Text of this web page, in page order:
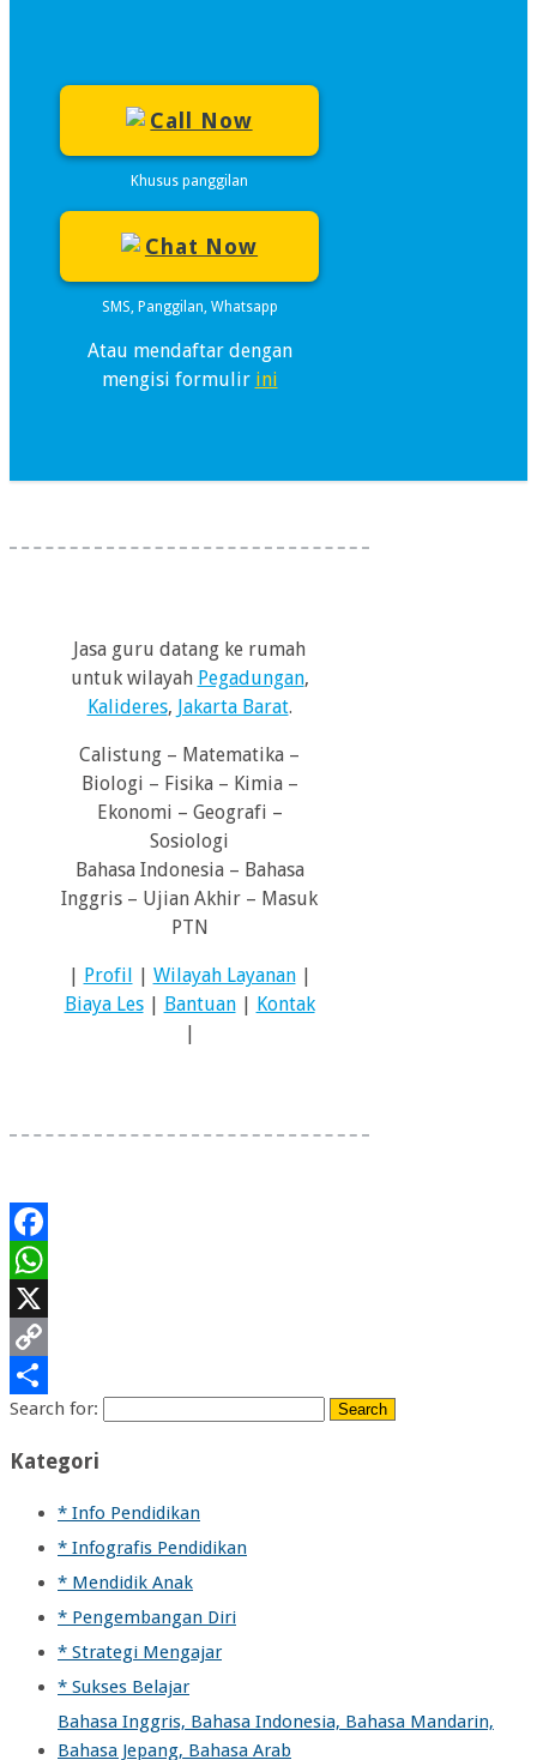
Call Now
Khusus panggilan
Chat Now
SMS, Panggilan, Whatsapp
Atau mendaftar dengan
mengisi formulir ini
Jasa guru datang ke rumah
untuk wilayah Pegadungan,
Kalideres, Jakarta Barat.
Calistung – Matematika –
Biologi – Fisika – Kimia –
Ekonomi – Geografi –
Sosiologi
Bahasa Indonesia – Bahasa
Inggris – Ujian Akhir – Masuk
PTN
Profil Wilayah Layanan|
Biaya Les| Bantuan|
Kontak
Facebook
WhatsApp
X
Copy
Link
Share
Search for:
Kategori
* Info Pendidikan
* Infografis Pendidikan
* Mendidik Anak
* Pengembangan Diri
* Strategi Mengajar
* Sukses Belajar
Bahasa Inggris, Bahasa Indonesia, Bahasa Mandarin,
Bahasa Jepang, Bahasa Arab